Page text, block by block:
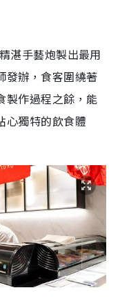
湛手藝炮製出最用
發辦，食客圍繞著
製作過程之餘，能
心獨特的飲食體